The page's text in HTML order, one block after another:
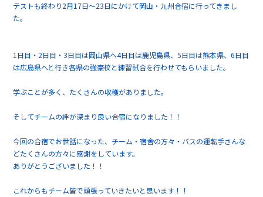
テストも終わり2月17日～23日にかけて岡山・九州合宿に行ってきまし
た。
1日目・2日目・3日目は岡山県へ4日目は鹿児島県、5日目は熊本県、6日目
は広島県へと行き各県の強豪校と練習試合を行わせてもらいました。
学ぶことが多く、たくさんの収穫がありました。
そしてチームの絆が深まり良い合宿になりました！！
今回の合宿でお世話になった、チーム・宿舎の方々・バスの運転手さんな
どたくさんの方々に感謝をしています。
ありがとうございました！！
これからもチーム皆で頑張っていきたいと思います！！